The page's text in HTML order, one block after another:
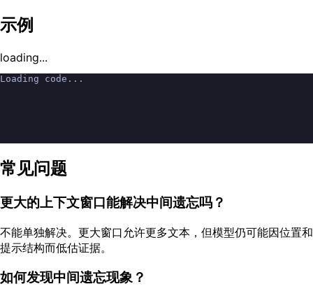
示例
loading...
Loading code...
常见问题
更大的上下文窗口能解决中间遗忘吗？
不能单独解决。更大窗口允许更多文本，但模型仍可能因位置和
提示结构而低估证据。
如何发现中间遗忘现象？